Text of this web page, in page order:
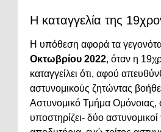
Η καταγγελία της
Η υπόθεση αφορά τα
Οκτωβρίου 2022, όταν η
καταγγείλει ότι, αφού
αστυνομικούς ζητώντας
Αστυνομικό Τμήμα
υποστηρίζει- δύο